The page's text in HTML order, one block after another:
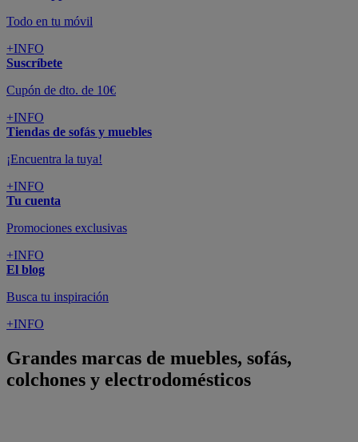
Todo en tu móvil
+INFO
Suscríbete
Cupón de dto. de 10€
+INFO
Tiendas de sofás y muebles
¡Encuentra la tuya!
+INFO
Tu cuenta
Promociones exclusivas
+INFO
El blog
Busca tu inspiración
+INFO
Grandes marcas de muebles, sofás,
colchones y electrodomésticos